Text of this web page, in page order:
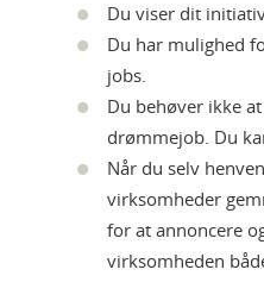
Du viser dit
Du har mulighed
jobs.
Du behøver ikke
drømmejob. Du
Når du selv
virksomheder
for at annoncere
virksomheden